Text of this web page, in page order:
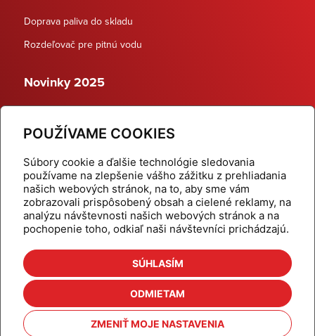
POUŽÍVAME COOKIES
Súbory cookie a ďalšie technológie sledovania
používame na zlepšenie vášho zážitku z prehliadania
našich webových stránok, na to, aby sme vám
zobrazovali prispôsobený obsah a cielené reklamy, na
analýzu návštevnosti našich webových stránok a na
pochopenie toho, odkiaľ naši návštevníci prichádzajú.
SÚHLASÍM
ODMIETAM
ZMENIŤ MOJE NASTAVENIA
Doprava paliva do skladu
Rozdeľovač pre pitnú vodu
Novinky 2025
Dynamické termostatické ventily
Domov
Produkty
Aktuality
Odber šikovné tipy
Kalkulačky
Cenníky
Na stiahnutie
Referencie
Kontakt